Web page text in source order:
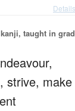
taught in
strive, make